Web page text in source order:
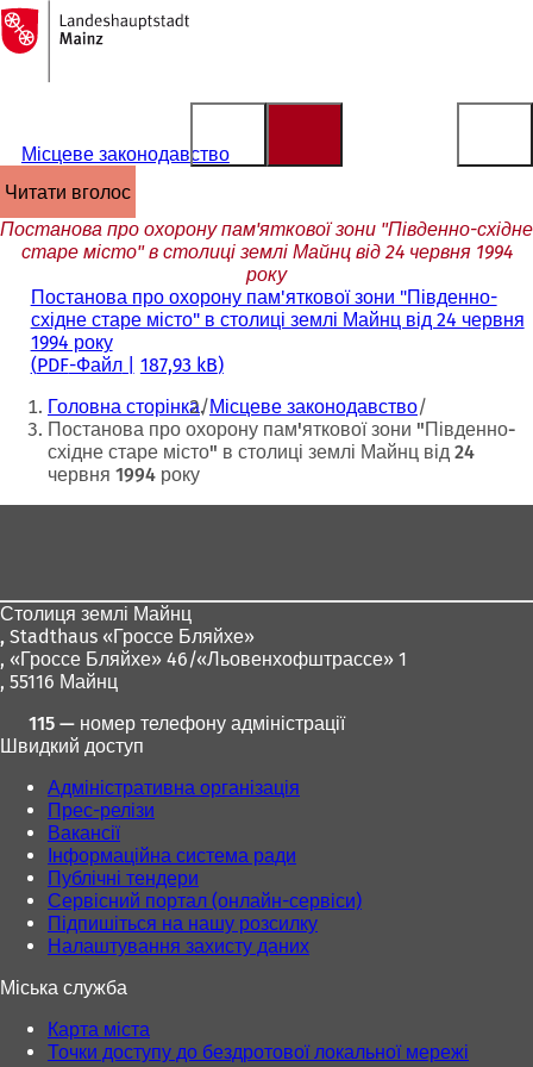
Перейти до змісту
На
головну
сторінку
Місцеве законодавство
читати вголос
Постанова про охорону пам'яткової зони "Південно-східне
старе місто" в столиці землі Майнц від 24 червня 1994
року
Постанова про охорону пам'яткової зони "Південно-
східне старе місто" в столиці землі Майнц від 24 червня
1994 року
PDF-Файл 187,93 kB
Ти
тут:
Головна сторінка Місцеве законодавство
Постанова про охорону пам'яткової зони "Південно-
східне старе місто" в столиці землі Майнц від 24
червня 1994 року
Столиця землі Майнц
, Stadthaus «Гроссе Бляйхе»
, «Гроссе Бляйхе» 46/«Льовенхофштрассе» 1
, 55116 Майнц
115 — номер телефону адміністрації
Швидкий доступ
Адміністративна організація
Прес-релізи
Вакансії
Інформаційна система ради
Публічні тендери
Сервісний портал (онлайн-сервіси)
Підпишіться на нашу розсилку
Налаштування захисту даних
Міська служба
Карта міста
Точки доступу до бездротової локальної мережі